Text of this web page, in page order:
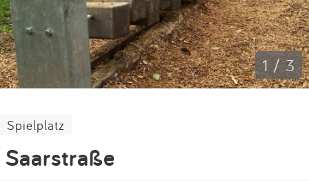
Impressum
Anmelden 1 / 3
Spielplatz
Saarstraße